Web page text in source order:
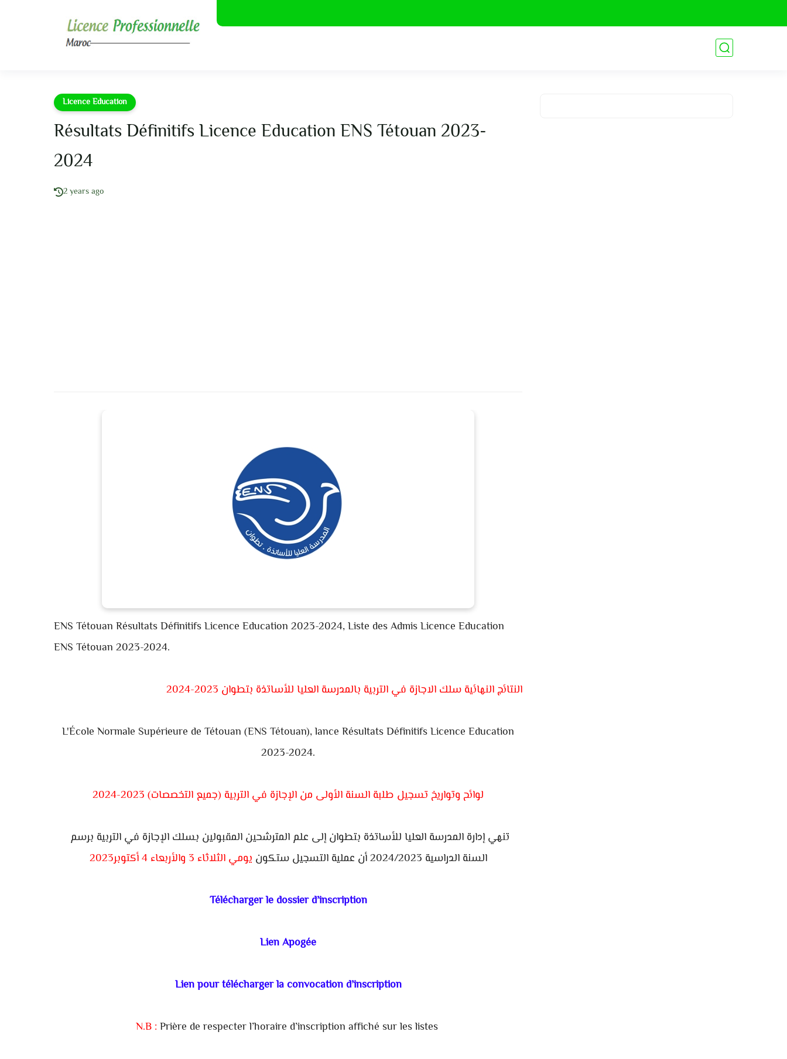
Licence Education
Résultats Définitifs Licence Education ENS Tétouan 2023-
2024
2 years ago
ENS Tétouan Résultats Définitifs Licence Education 2023-2024, Liste des Admis Licence Education
ENS Tétouan 2023-2024.
النتائج النهائية سلك الاجازة في التربية بالمدرسة العليا للأساتذة بتطوان 2023-2024
L'École Normale Supérieure de Tétouan (ENS Tétouan), lance Résultats Définitifs Licence Education
2023-2024.
لوائح وتواريخ تسجيل طلبة السنة الأولى من الإجازة في التربية (جميع التخصصات) 2023-2024
تنهي إدارة المدرسة العليا للأساتذة بتطوان إلى علم المترشحين المقبولين بسلك الإجازة في التربية برسم
السنة الدراسية 2024/2023 أن عملية التسجيل ستكون
يومي الثلاثاء 3 والأربعاء 4 أكتوبر2023
Télécharger le dossier d’inscription
Lien Apogée
Lien pour télécharger la convocation d’inscription
N.B : Prière de respecter l’horaire d’inscription affiché sur les listes